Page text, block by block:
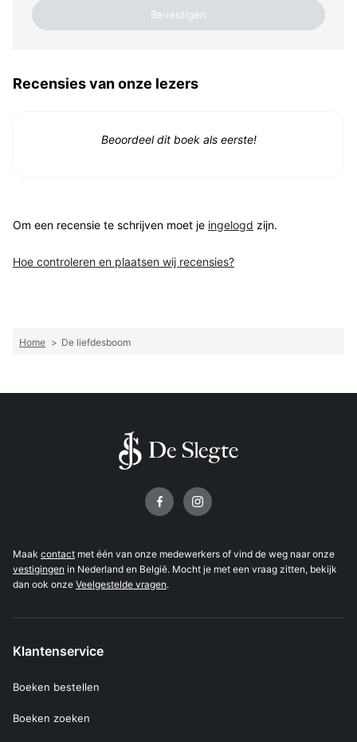
Recensies van onze lezers
Beoordeel dit boek als eerste!
Om een recensie te schrijven moet je ingelogd zijn.
Hoe controleren en plaatsen wij recensies?
Home > De liefdesboom
Maak contact met één van onze medewerkers of vind de weg naar onze
vestigingen in Nederland en België. Mocht je met een vraag zitten, bekijk
dan ook onze Veelgestelde vragen.
Klantenservice
Boeken bestellen
Boeken zoeken